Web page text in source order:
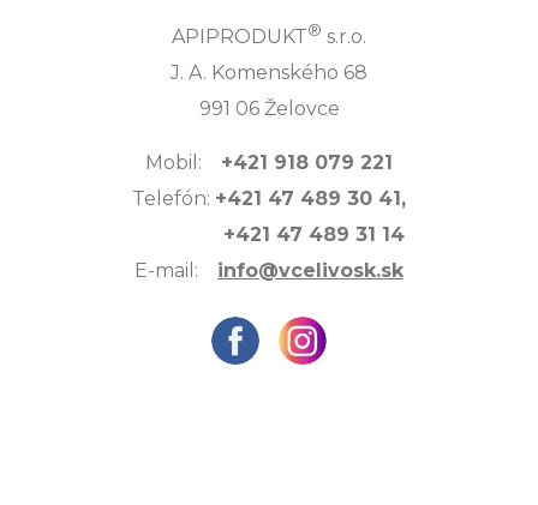
APIPRODUKT® s.r.o.
J. A. Komenského 68
991 06 Želovce
Mobil: +421 918 079 221
Telefón: +421 47 489 30 41,
+421 47 489 31 14
E-mail: info@vcelivosk.sk